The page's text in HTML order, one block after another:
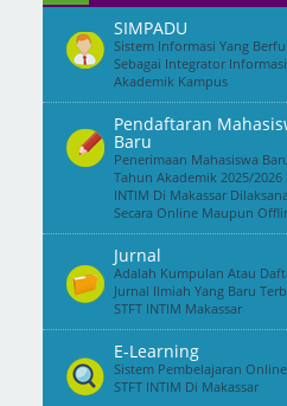
SIMPADU
Sistem Informasi Yang
Sebagai Integrator Informasi
Akademik Kampus
Pendaftaran
Baru
Penerimaan Mahasiswa
Tahun Akademik 2025/2026
INTIM Di Makassar
Secara Online Maupun
Jurnal
Adalah Kumpulan Atau
Jurnal Ilmiah Yang Baru
STFT INTIM Makassar
E-Learning
Sistem Pembelajaran Online
STFT INTIM Di Makassar